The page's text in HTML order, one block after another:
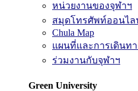
หน่วยงานของจุฬาฯ
สมุดโทรศัพท์ออนไล
Chula Map
แผนที่และการเดินทา
ร่วมงานกับจุฬาฯ
Green University